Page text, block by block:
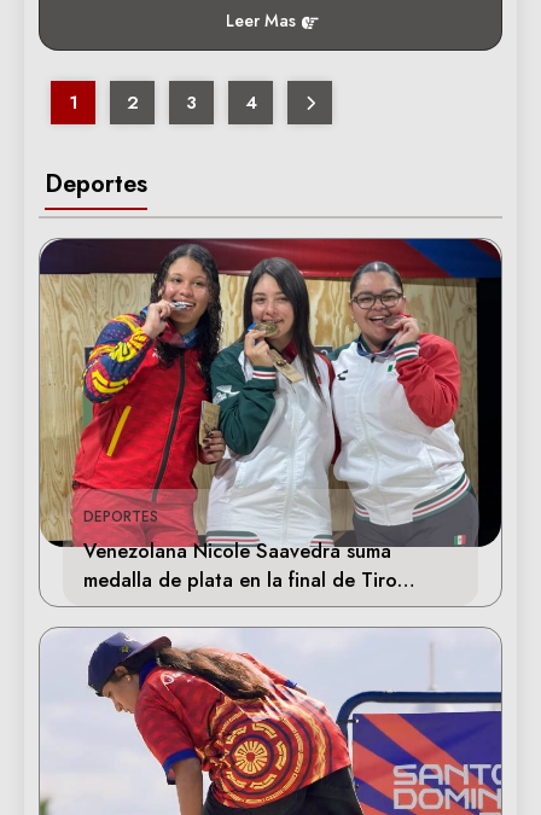
Deportes
DEPORTES
Venezolana Nicole Saavedra suma
medalla de plata en la final de Tiro
Deportivo
Leer Mas
1 2 3 4